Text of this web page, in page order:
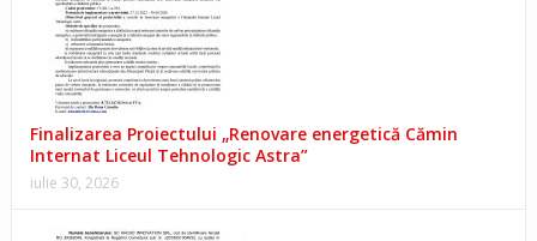
Finalizarea Proiectului „Renovare energetică Cămin
Internat Liceul Tehnologic Astra”
iulie 30, 2026